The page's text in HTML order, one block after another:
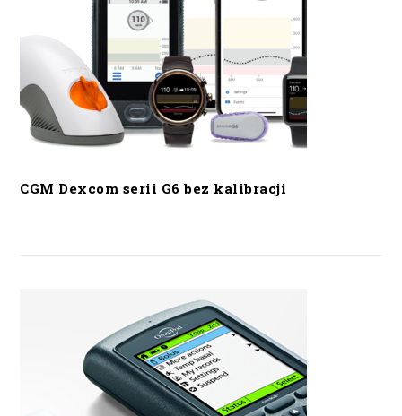
CGM Dexcom serii G6 bez kalibracji